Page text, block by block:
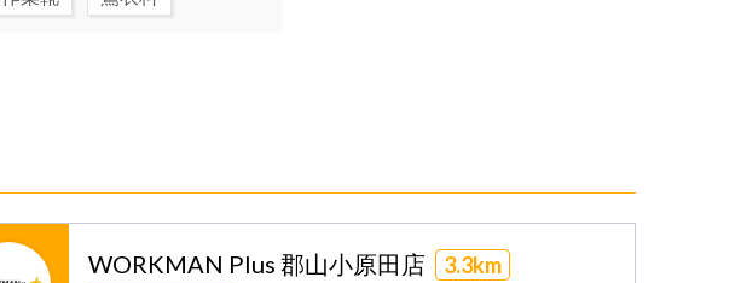
WORKMAN Plus 郡山小原田店 3.3km